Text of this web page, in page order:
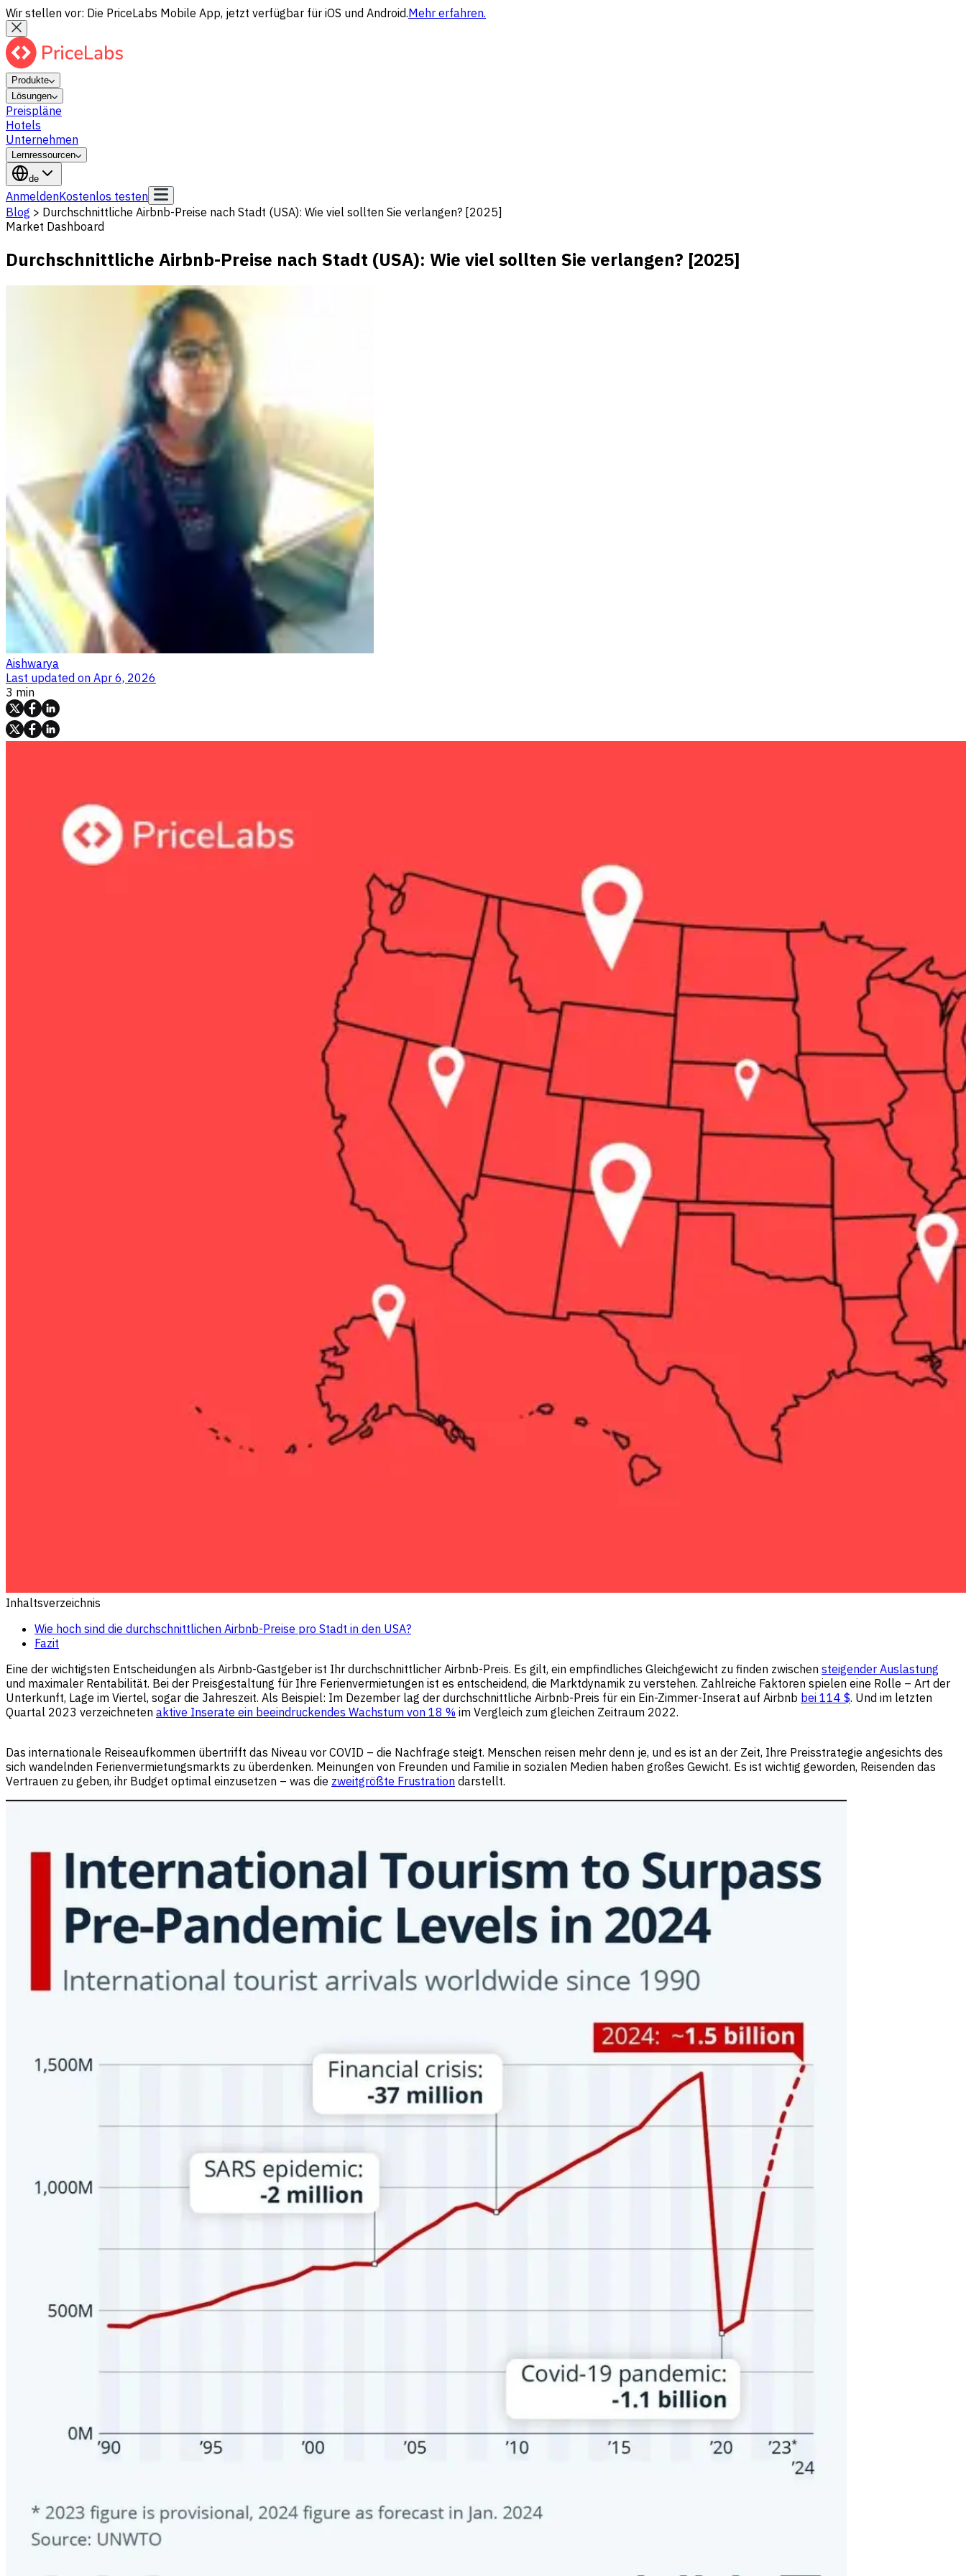
Wir stellen vor: Die PriceLabs Mobile App, jetzt verfügbar für iOS und Android.Mehr erfahren.
Produkte
Lösungen
Preispläne
Hotels
Unternehmen
Lernressourcen
de
AnmeldenKostenlos testen
Blog > Durchschnittliche Airbnb-Preise nach Stadt (USA): Wie viel sollten Sie verlangen? [2025]
Market Dashboard
Durchschnittliche Airbnb-Preise nach Stadt (USA): Wie viel sollten Sie verlangen? [2025]
Aishwarya
Last updated on Apr 6, 2026
3 min
Inhaltsverzeichnis
Wie hoch sind die durchschnittlichen Airbnb-Preise pro Stadt in den USA?
Fazit
Eine der wichtigsten Entscheidungen als Airbnb-Gastgeber ist Ihr durchschnittlicher Airbnb-Preis. Es gilt, ein empfindliches Gleichgewicht zu finden zwischen steigender Auslastung
und maximaler Rentabilität. Bei der Preisgestaltung für Ihre Ferienvermietungen ist es entscheidend, die Marktdynamik zu verstehen. Zahlreiche Faktoren spielen eine Rolle – Art der
Unterkunft, Lage im Viertel, sogar die Jahreszeit. Als Beispiel: Im Dezember lag der durchschnittliche Airbnb-Preis für ein Ein-Zimmer-Inserat auf Airbnb bei 114 $. Und im letzten
Quartal 2023 verzeichneten aktive Inserate ein beeindruckendes Wachstum von 18 % im Vergleich zum gleichen Zeitraum 2022.
Das internationale Reiseaufkommen übertrifft das Niveau vor COVID – die Nachfrage steigt. Menschen reisen mehr denn je, und es ist an der Zeit, Ihre Preisstrategie angesichts des
sich wandelnden Ferienvermietungsmarkts zu überdenken. Meinungen von Freunden und Familie in sozialen Medien haben großes Gewicht. Es ist wichtig geworden, Reisenden das
Vertrauen zu geben, ihr Budget optimal einzusetzen – was die zweitgrößte Frustration darstellt.